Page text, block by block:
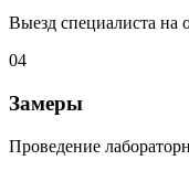
Выезд специалиста на
04
Замеры
Проведение